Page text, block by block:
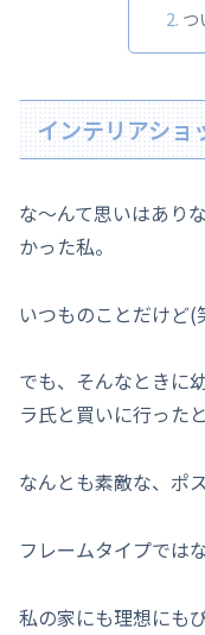
つ
インテリアショ
な～んて思いはあり
かった私。
いつものことだけど(
でも、そんなときに
ラ氏と買いに行ったと
なんとも素敵な、ポ
フレームタイプでは
私の家にも理想にも